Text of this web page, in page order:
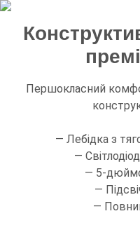
Першокласний
— Лебідка з
—
— 5-
—
—